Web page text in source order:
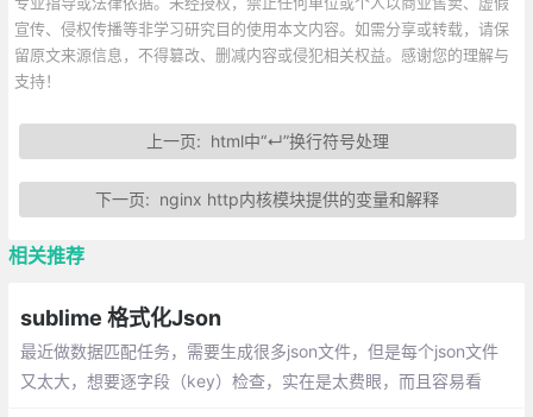
宣传、侵权传播等非学习研究目的使用本文内容。如需分享或转载，请保
留原文来源信息，不得篡改、删减内容或侵犯相关权益。感谢您的理解与
支持！
上一页: html中“↵”换行符号处理
下一页: nginx http内核模块提供的变量和解释
相关推荐
sublime 格式化Json
最近做数据匹配任务，需要生成很多json文件，但是每个json文件
又太大，想要逐字段（key）检查，实在是太费眼，而且容易看